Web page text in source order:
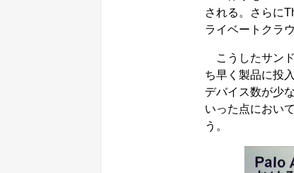
される。さらに
ライベートクラ
こうしたサン
ち早く製品に投
デバイス数が少
いった点におい
う。